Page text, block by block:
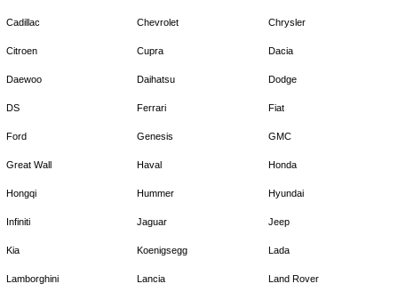
Cadillac Chevrolet Chrysler
Citroen Cupra Dacia
Daewoo Daihatsu Dodge
DS Ferrari Fiat
Ford Genesis GMC
Great Wall Haval Honda
Hongqi Hummer Hyundai
Infiniti Jaguar Jeep
Kia Koenigsegg Lada
Lamborghini Lancia Land Rover